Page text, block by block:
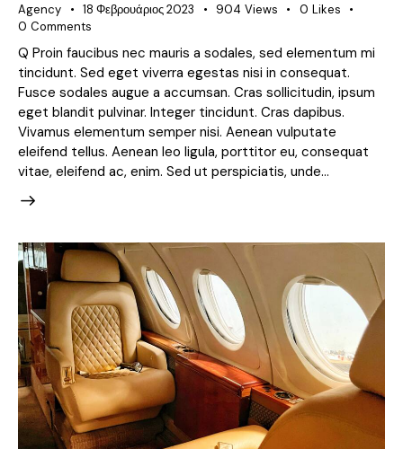
Agency 18 Φεβρουάριος 2023 904 Views 0 Likes
0 Comments
Q Proin faucibus nec mauris a sodales, sed elementum mi
tincidunt. Sed eget viverra egestas nisi in consequat.
Fusce sodales augue a accumsan. Cras sollicitudin, ipsum
eget blandit pulvinar. Integer tincidunt. Cras dapibus.
Vivamus elementum semper nisi. Aenean vulputate
eleifend tellus. Aenean leo ligula, porttitor eu, consequat
vitae, eleifend ac, enim. Sed ut perspiciatis, unde…